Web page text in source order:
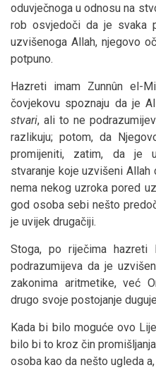
oduvječnoga u odnosu na
rob osvjedoči da je svaka
uzvišenoga Allah, njegovo
potpuno.
Hazreti imam Zunnûn el-
čovjekovu spoznaju da je
stvari, ali to ne
razlikuju; potom, da
promijeniti, zatim, da je
stvaranje koje uzvišeni Allah
nema nekog uzroka pored
god osoba sebi nešto
je uvijek drugačiji.
Stoga, po riječima hazreti
podrazumijeva da je
zakonima aritmetike, već
drugo svoje postojanje
Kada bi bilo moguće ovo
bilo bi to kroz čin
osoba kao da nešto ugleda